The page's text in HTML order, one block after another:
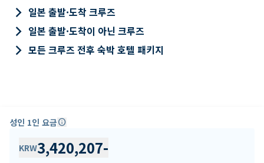
keyboard_arrow_right 일본 출발·도착 크루즈
keyboard_arrow_right 일본 출발·도착이 아닌 크루즈
keyboard_arrow_right 모든 크루즈 전후 숙박 호텔 패키지
성인 1인 요금info
KRW3,420,207-